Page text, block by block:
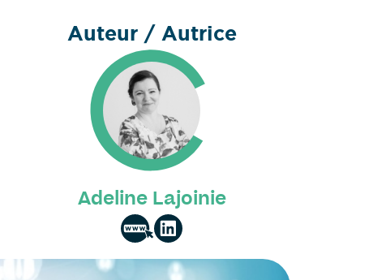
Auteur / Autrice
Adeline Lajoinie